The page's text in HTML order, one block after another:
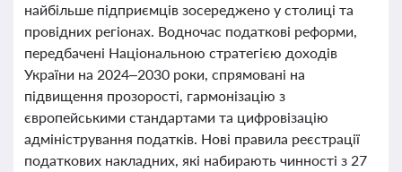
найбільше підприємців зосереджено у столиці та
провідних регіонах. Водночас податкові реформи,
передбачені Національною стратегією доходів
України на 2024–2030 роки, спрямовані на
підвищення прозорості, гармонізацію з
європейськими стандартами та цифровізацію
адміністрування податків. Нові правила реєстрації
податкових накладних, які набирають чинності з 27